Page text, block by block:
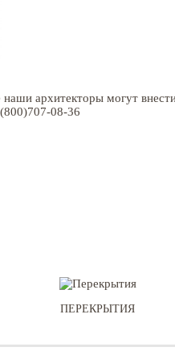
архитекторы могут
08-36
ПЕРЕКРЫТИЯ